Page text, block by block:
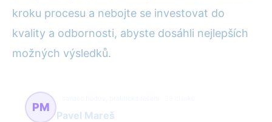
kroku procesu a nebojte se investovat do
kvality a odbornosti, abyste dosáhli nejlepších
možných výsledků.
PM
Pavel Mareš